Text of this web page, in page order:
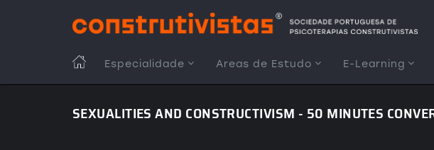
MAIN
NAVIGATION
Especialidade Areas de Estudo E-Learning
SEXUALITIES AND CONSTRUCTIVISM - 50 MINUTES